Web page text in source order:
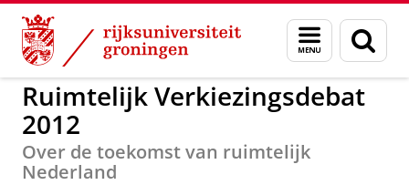
Skip
Content
Skip
Navigation
Menu
en
zoeken
Ruimtelijk Verkiezingsdebat
Ruimtelijk Verkiezingsdebat
2012
Over de toekomst van ruimtelijk
Nederland